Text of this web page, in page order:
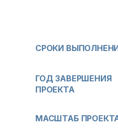
СРОКИ
ГОД ЗАВЕРШЕНИЯ
ПРОЕКТА
МАСШТАБ